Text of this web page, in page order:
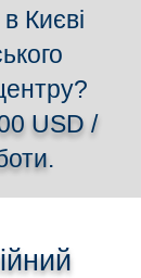
Києві
USD /
.